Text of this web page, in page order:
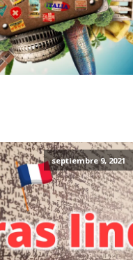
septiembre 9, 2021